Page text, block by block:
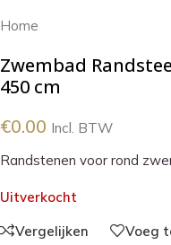
Home
Zwembad
450 cm
€0.00 Incl. BTW
Randstenen voor rond
Uitverkocht
Vergelijken
Voeg